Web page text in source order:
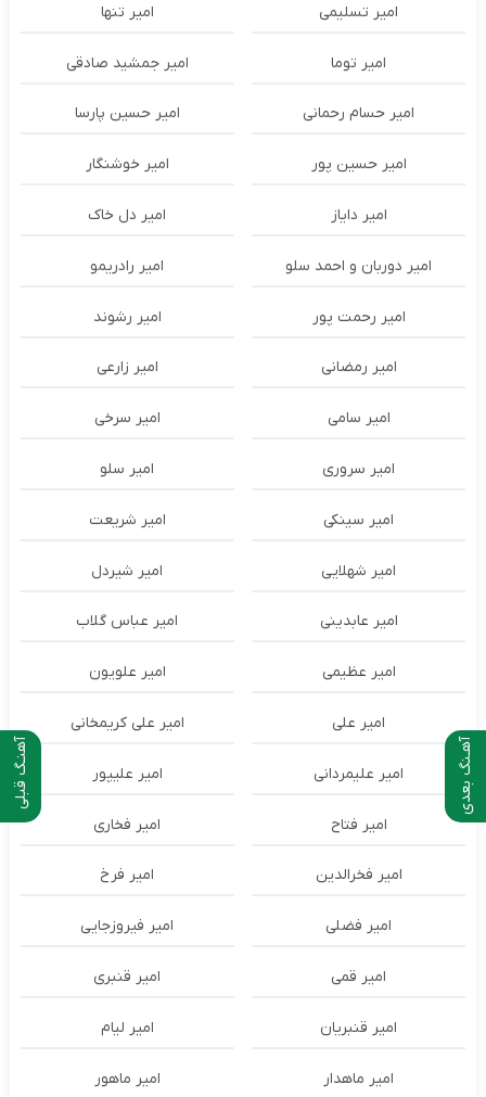
آهنـگ قبلی آهـنگ بعدی
امیر تسلیمی امیر تنها
امیر توما امیر جمشید صادقی
امیر حسام رحمانی امیر حسین پارسا
امیر حسین پور امیر خوشنگار
امیر دایاز امیر دل خاک
امیر دوربان و احمد سلو امیر رادریمو
امیر رحمت پور امیر رشوند
امیر رمضانی امیر زارعی
امیر سامی امیر سرخی
امیر سروری امیر سلو
امیر سینکی امیر شریعت
امیر شهلایی امیر شیردل
امیر عابدینی امیر عباس گلاب
امیر عظیمی امیر علویون
امیر علی امیر علی کریمخانی
امیر علیمردانی امیر علیپور
امیر فتاح امیر فخاری
امیر فخرالدین امیر فرخ
امیر فضلی امیر فیروزجایی
امیر قمی امیر قنبری
امیر قنبریان امیر لیام
امیر ماهدار امیر ماهور